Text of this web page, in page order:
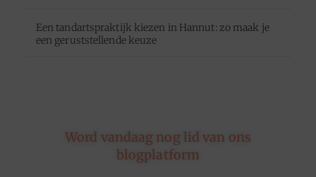
Een tandartspraktijk kiezen in Hannut: zo maak je
een geruststellende keuze
Word vandaag nog lid van ons
blogplatform